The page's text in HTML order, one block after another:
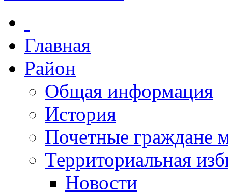
Главная
Район
Общая информация
История
Почетные граждане
Территориальная
Новости